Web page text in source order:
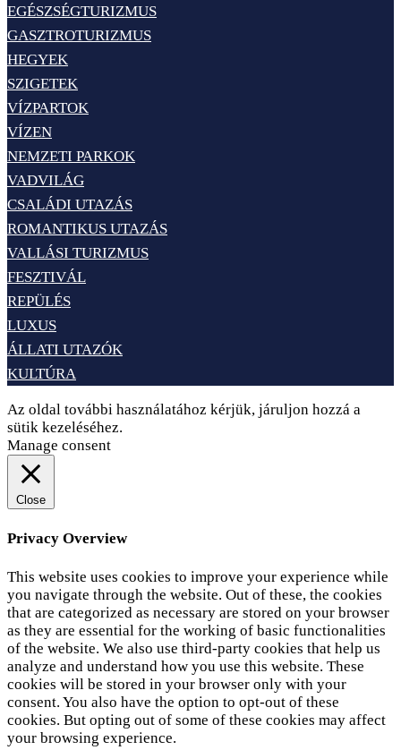
EGÉSZSÉGTURIZMUS
GASZTROTURIZMUS
HEGYEK
SZIGETEK
VÍZPARTOK
VÍZEN
NEMZETI PARKOK
VADVILÁG
CSALÁDI UTAZÁS
ROMANTIKUS UTAZÁS
VALLÁSI TURIZMUS
FESZTIVÁL
REPÜLÉS
LUXUS
ÁLLATI UTAZÓK
KULTÚRA
Az oldal további használatához kérjük, járuljon hozzá a
sütik kezeléséhez.
Manage consent
Close
Privacy Overview
This website uses cookies to improve your experience while
you navigate through the website. Out of these, the cookies
that are categorized as necessary are stored on your browser
as they are essential for the working of basic functionalities
of the website. We also use third-party cookies that help us
analyze and understand how you use this website. These
cookies will be stored in your browser only with your
consent. You also have the option to opt-out of these
cookies. But opting out of some of these cookies may affect
your browsing experience.